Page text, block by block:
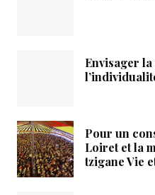
Envisager
Pour un
Loiret et la
tzigane Vie